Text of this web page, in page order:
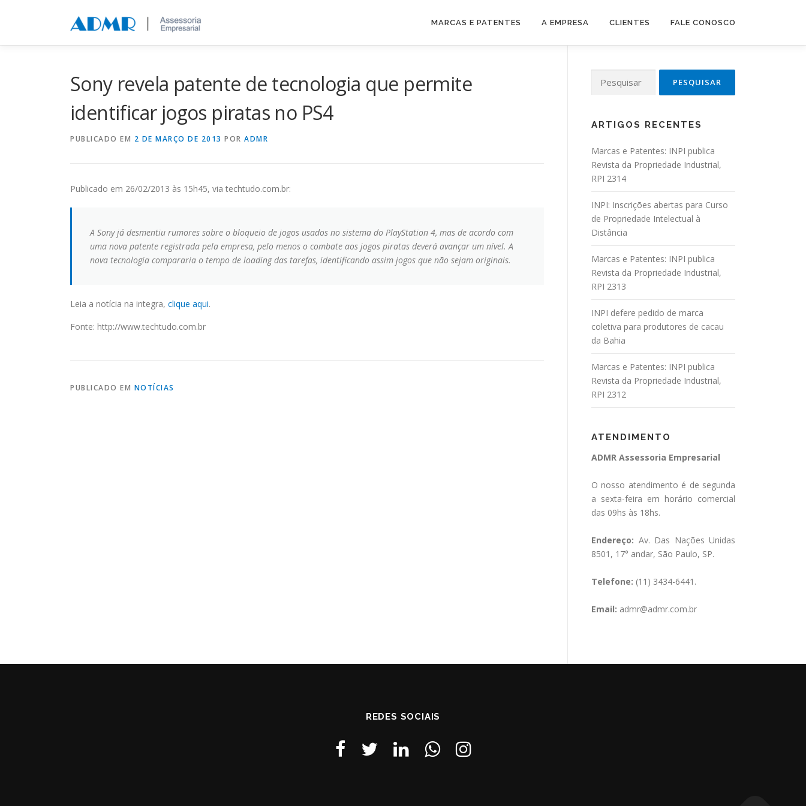
MARCAS E PATENTES A EMPRESA CLIENTES FALE CONOSCO
Sony revela patente de tecnologia que permite
identificar jogos piratas no PS4
PUBLICADO EM 2 DE MARÇO DE 2013 POR ADMR
Publicado em 26/02/2013 às 15h45, via techtudo.com.br:
A Sony já desmentiu rumores sobre o bloqueio de jogos usados no sistema do PlayStation 4, mas de acordo com
uma nova patente registrada pela empresa, pelo menos o combate aos jogos piratas deverá avançar um nível. A
nova tecnologia compararia o tempo de loading das tarefas, identificando assim jogos que não sejam originais.
Leia a notícia na integra, clique aqui.
Fonte: http://www.techtudo.com.br
PUBLICADO EM NOTÍCIAS
ARTIGOS RECENTES
Marcas e Patentes: INPI publica
Revista da Propriedade Industrial,
RPI 2314
INPI: Inscrições abertas para Curso
de Propriedade Intelectual à
Distância
Marcas e Patentes: INPI publica
Revista da Propriedade Industrial,
RPI 2313
INPI defere pedido de marca
coletiva para produtores de cacau
da Bahia
Marcas e Patentes: INPI publica
Revista da Propriedade Industrial,
RPI 2312
ATENDIMENTO
ADMR Assessoria Empresarial
O nosso atendimento é de segunda
a sexta-feira em horário comercial
das 09hs às 18hs.
Endereço: Av. Das Nações Unidas
8501, 17° andar, São Paulo, SP.
Telefone: (11) 3434-6441.
Email: admr@admr.com.br
REDES SOCIAIS